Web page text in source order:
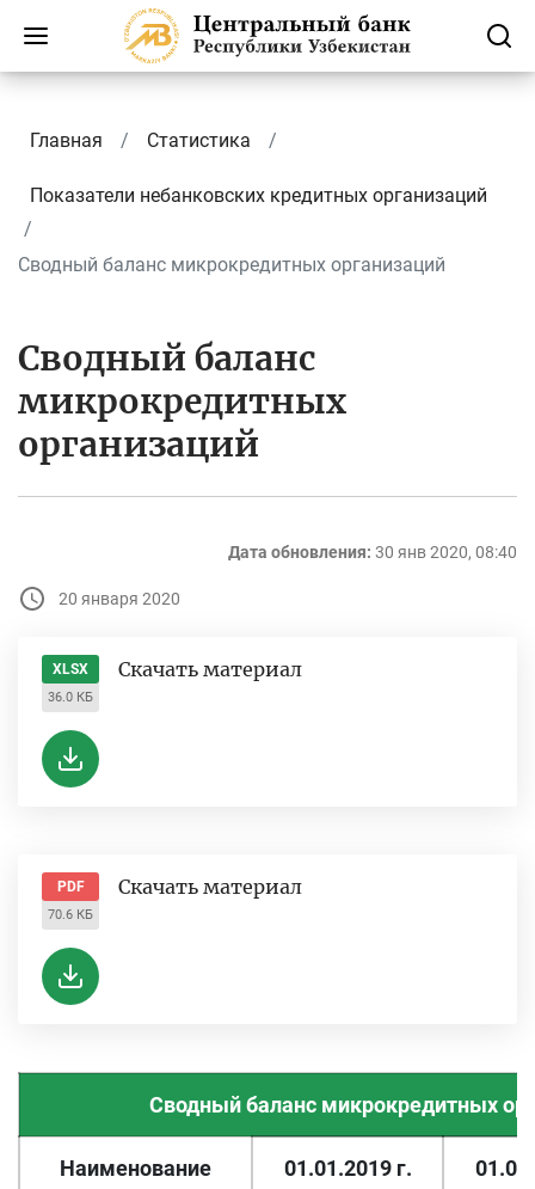
Главная Статистика
Показатели небанковских кредитных организаций
Сводный баланс микрокредитных организаций
Сводный баланс
микрокредитных
организаций
Дата обновления: 30 янв 2020, 08:40
20 января 2020
XLSX
36.0 КБ
Скачать материал
PDF
70.6 КБ
Скачать материал
Сводный баланс микрокредитных
Наименование
01.01.2019 г.